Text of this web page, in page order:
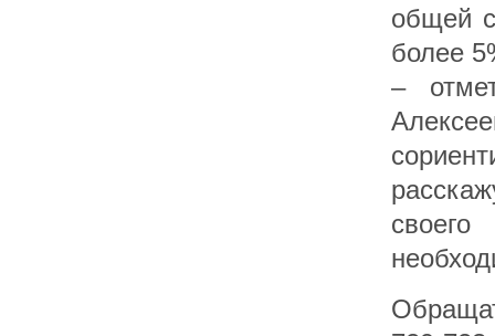
общей
более
–